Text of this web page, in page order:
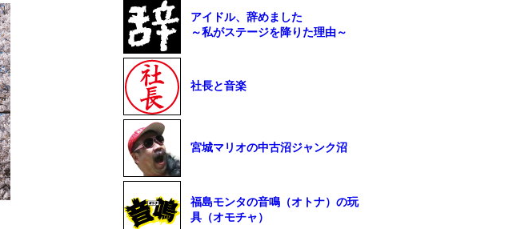
アイドル、辞めました
～私がステージを降りた理由～
社長と音楽
宮城マリオの中古沼ジャンク沼
福島モンタの音鳴（オトナ）の玩
具（オモチャ）